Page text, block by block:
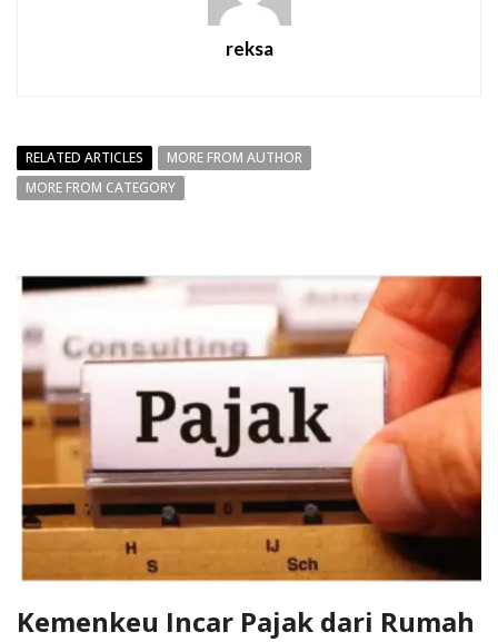
reksa
RELATED ARTICLES
MORE FROM AUTHOR
MORE FROM CATEGORY
Kemenkeu Incar Pajak dari Rumah